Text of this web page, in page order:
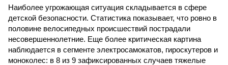
Наиболее угрожающая ситуация складывается в сфере
детской безопасности. Статистика показывает, что ровно в
половине велосипедных происшествий пострадали
несовершеннолетние. Еще более критическая картина
наблюдается в сегменте электросамокатов, гироскутеров и
моноколес: в 8 из 9 зафиксированных случаев тяжелые